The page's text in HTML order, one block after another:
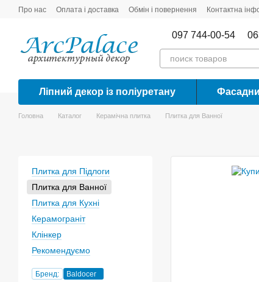
Перейти до основного контенту
Про нас Оплата і доставка Обмін і повернення Контактна
097 744-00-54
Ліпний декор із поліуретану
Головна Каталог Керамічна плитка Плитка для Ванної
Плитка для Підлоги
Плитка для Ванної
Плитка для Кухні
Керамограніт
Клінкер
Рекомендуємо
Бренд:
Baldocer